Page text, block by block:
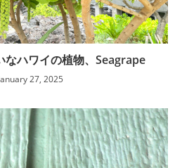
なハワイの植物、Seagrape
27, 2025